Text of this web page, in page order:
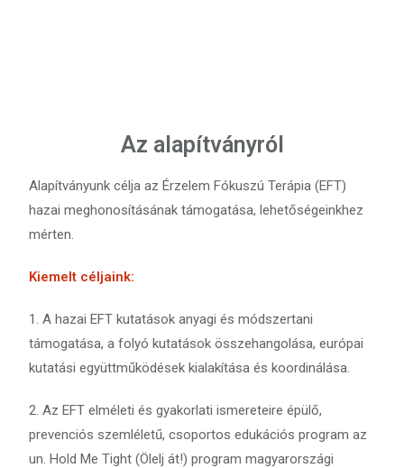
Az alapítványról
Alapítványunk célja az Érzelem Fókuszú Terápia (EFT)
hazai meghonosításának támogatása, lehetőségeinkhez
mérten.
Kiemelt céljaink:
1. A hazai EFT kutatások anyagi és módszertani
támogatása, a folyó kutatások összehangolása, európai
kutatási együttműködések kialakítása és koordinálása.
2. Az EFT elméleti és gyakorlati ismereteire épülő,
prevenciós szemléletű, csoportos edukációs program az
un. Hold Me Tight (Ölelj át!) program magyarországi